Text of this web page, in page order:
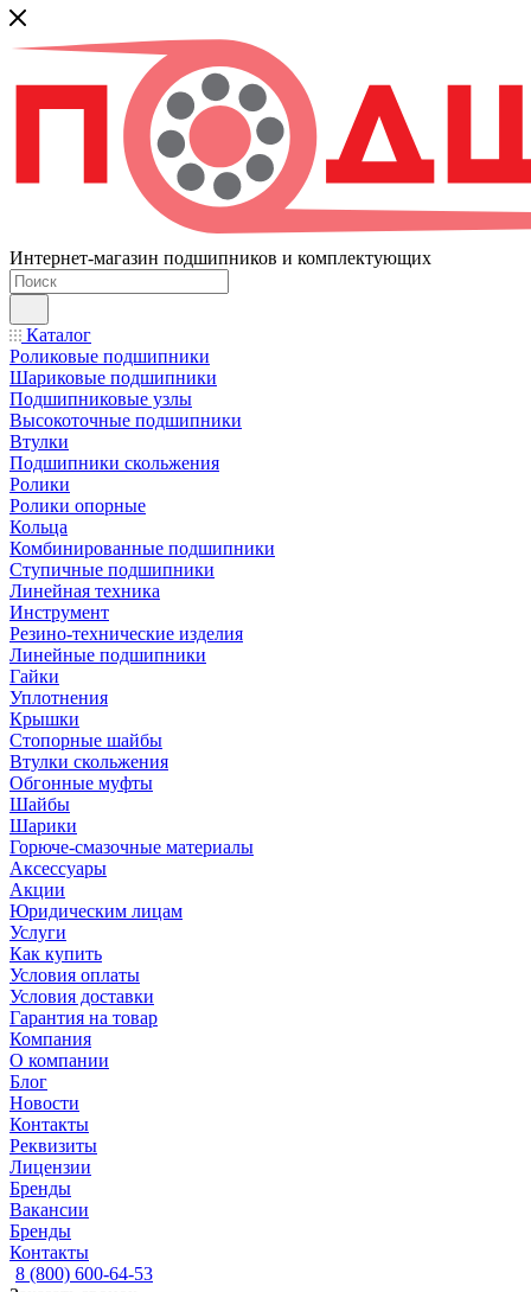
Интернет-магазин подшипников и комплектующих
Каталог
Роликовые подшипники
Шариковые подшипники
Подшипниковые узлы
Высокоточные подшипники
Втулки
Подшипники скольжения
Ролики
Ролики опорные
Кольца
Комбинированные подшипники
Ступичные подшипники
Линейная техника
Инструмент
Резино-технические изделия
Линейные подшипники
Гайки
Уплотнения
Крышки
Стопорные шайбы
Втулки скольжения
Обгонные муфты
Шайбы
Шарики
Горюче-смазочные материалы
Аксессуары
Акции
Юридическим лицам
Услуги
Как купить
Условия оплаты
Условия доставки
Гарантия на товар
Компания
О компании
Блог
Новости
Контакты
Реквизиты
Лицензии
Бренды
Вакансии
Бренды
Контакты
8 (800) 600-64-53